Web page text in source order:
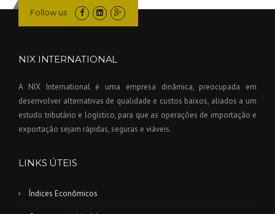
Follow us
NIX INTERNATIONAL
A NIX International é uma empresa dinâmica, preocupada em
desenvolver alternativas de qualidade e custos baixos, aliados a um
estudo tributário e logístico, para que as operações de importação e
exportação sejam rápidas, seguras e viáveis.
LINKS ÚTEIS
Índices Econômicos